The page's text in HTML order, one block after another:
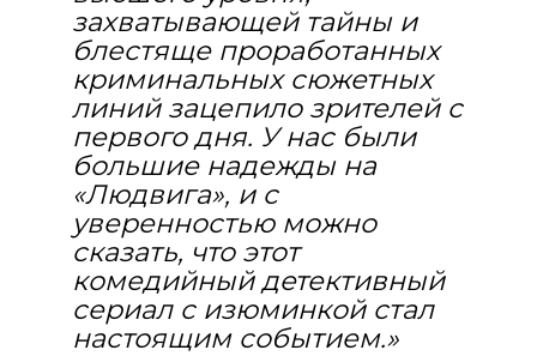
захватывающей тайны и
блестяще проработанных
криминальных сюжетных
линий зацепило зрителей с
первого дня. У нас были
большие надежды на
«Людвига», и с
уверенностью можно
сказать, что этот
комедийный детективный
сериал с изюминкой стал
настоящим событием.»